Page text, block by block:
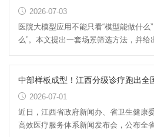
2026-07-03
医院大模型应用不能只看“模型能做什么
么”。本文提出一套场景筛选方法，并
中部样板成型！江西分级诊疗跑出全
2026-07-01
近日，江西省政府新闻办、省卫生健康
高效医疗服务体系新闻发布会，公布全